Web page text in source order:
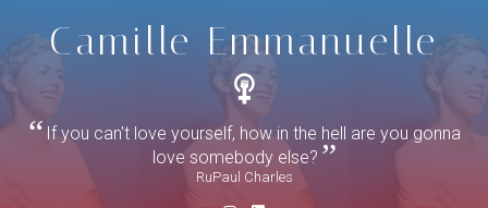
Camille Emmanuelle
If you can't love yourself, how in the hell are you gonna
love somebody else?
RuPaul Charles